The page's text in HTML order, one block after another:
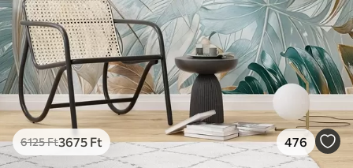
6125Ft3675 Ft 476